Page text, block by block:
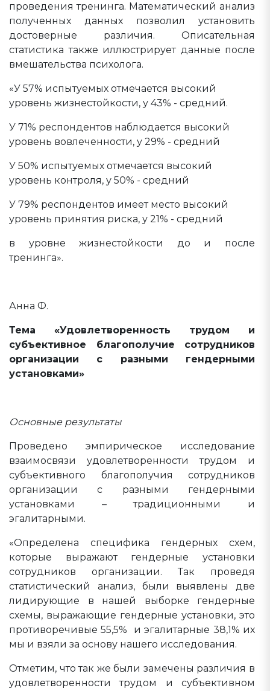
проведения тренинга. Математический анализ
полученных данных позволил установить
достоверные различия. Описательная
статистика также иллюстрирует данные после
вмешательства психолога.
«У 57% испытуемых отмечается высокий
уровень жизнестойкости, у 43% - средний.
У 71% респондентов наблюдается высокий
уровень вовлеченности, у 29% - средний
У 50% испытуемых отмечается высокий
уровень контроля, у 50% - средний
У 79% респондентов имеет место высокий
уровень принятия риска, у 21% - средний
в уровне жизнестойкости до и после
тренинга».
Анна Ф.
Тема «Удовлетворенность трудом и
субъективное благополучие сотрудников
организации с разными гендерными
установками»
Основные результаты
Проведено эмпирическое исследование
взаимосвязи удовлетворенности трудом и
субъективного благополучия сотрудников
организации с разными гендерными
установками – традиционными и
эгалитарными.
«Определена специфика гендерных схем,
которые выражают гендерные установки
сотрудников организации. Так проведя
статистический анализ, были выявлены две
лидирующие в нашей выборке гендерные
схемы, выражающие гендерные установки, это
противоречивые 55,5% и эгалитарные 38,1% их
мы и взяли за основу нашего исследования.
Отметим, что так же были замечены различия в
удовлетворенности трудом и субъективном